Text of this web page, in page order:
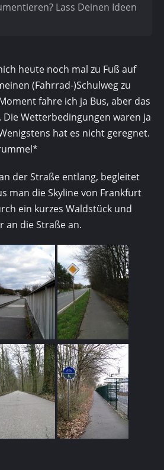
Lass Deinen Ideen
heute noch mal zu Fuß auf
(Fahrrad-)Schulweg zu
fahre ich ja Bus, aber das
Wetterbedingungen waren ja
hat es nicht geregnet.
der Straße entlang, begleitet
man die Skyline von Frankfurt
ein kurzes Waldstück und
an die Straße an.